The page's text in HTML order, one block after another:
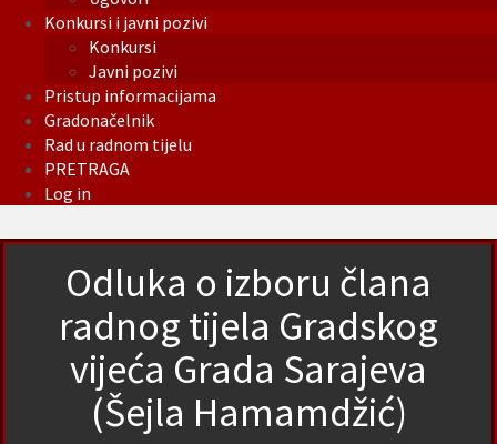
Konkursi i javni pozivi
Konkursi
Javni pozivi
Pristup informacijama
Gradonačelnik
Rad u radnom tijelu
PRETRAGA
Log in
Odluka o izboru člana
radnog tijela Gradskog
vijeća Grada Sarajeva
(Šejla Hamamdžić)